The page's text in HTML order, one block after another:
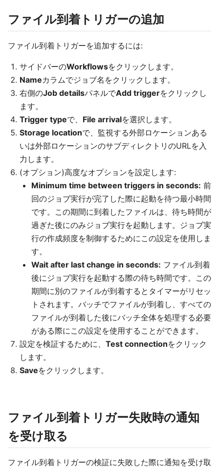
ファイル到着トリガーの追加
ファイル到着トリガーを追加するには:
サイドバーのWorkflowsをクリックします。
Nameカラムでジョブ名をクリックします。
右側のJob detailsパネルでAdd triggerをクリックし
ます。
Trigger typeで、 File arrivalを選択します。
Storage locationで、監視する外部ロケーションある
いは外部ロケーションのサブディレクトリのURLを入
力します。
(オプション)高度なオプションを設定します:
Minimum time between triggers in seconds: 前
回のジョブ実行が完了した際に起動を待つ最小時間
です。この期間に到着したファイルは、待ち時間が
過ぎた後にのみジョブ実行を起動します。ジョブ実
行の作成頻度を制御するためにこの設定を使用しま
す。
Wait after last change in seconds: ファイル到着
後にジョブ実行を起動する際の待ち時間です。この
期間に別のファイルが到着するとタイマーがリセッ
トされます。バッチでファイルが到着し、すべての
ファイルが到着した後にバッチ全体を処理する必要
がある際にこの設定を使用することができます。
設定を検証するために、 Test connectionをクリック
します。
Saveをクリックします。
ファイル到着トリガー失敗時の通知
を受け取る
ファイル到着トリガーの検証に失敗した際に通知を受け取